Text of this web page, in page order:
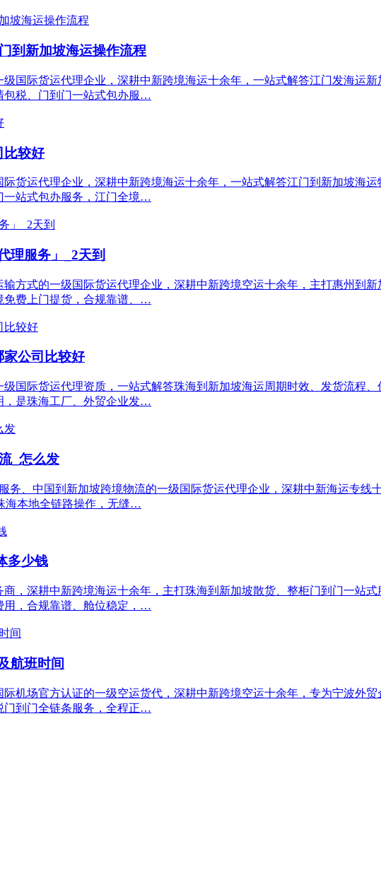
到新加坡海运操作流程
国际货运代理企业，深耕中新跨境海运十余年，一站式解答江门发海运
包税、门到门一站式包办服…
比较好
货运代理企业，深耕中新跨境海运十余年，一站式解答江门到新加坡海
一站式包办服务，江门全境…
理服务」_2天到
方式的一级国际货运代理企业，深耕中新跨境空运十余年，主打惠州到
免费上门提货，合规靠谱、…
家公司比较好
国际货运代理资质，一站式解答珠海到新加坡海运周期时效、发货流程
，是珠海工厂、外贸企业发…
_怎么发
务、中国到新加坡跨境物流的一级国际货运代理企业，深耕中新海运专线
海本地全链路操作，无缝…
多少钱
，深耕中新跨境海运十余年，主打珠海到新加坡散货、整柜门到门一站
用，合规靠谱、舱位稳定，…
航班时间
机场官方认证的一级空运货代，深耕中新跨境空运十余年，专为宁波外
门到门全链条服务，全程正…